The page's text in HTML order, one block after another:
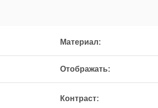
Материал:
Отображать:
Контраст: